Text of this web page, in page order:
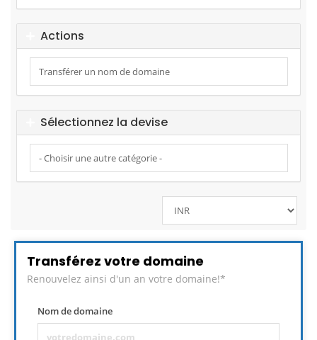
Actions
Sélectionnez la devise
Transférez votre domaine
Renouvelez ainsi d'un an votre domaine!*
Nom de domaine